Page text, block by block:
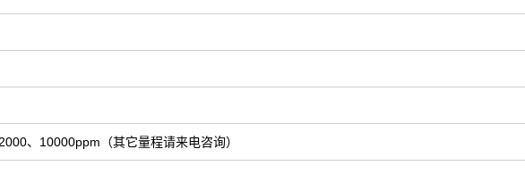
、10000ppm（其它量程请来电咨询）